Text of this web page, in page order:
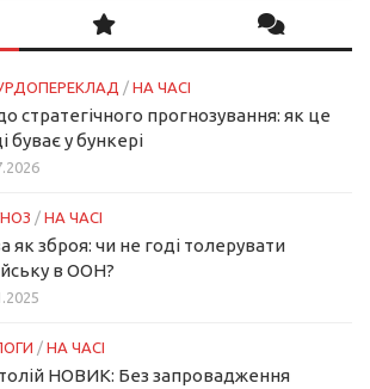
/ НА ЧАСІ
стратегічного прогнозування: як це
буває у бункері
/ НА ЧАСІ
як зброя: чи не годі толерувати
в ООН?
/ НА ЧАСІ
НОВИК: Без запровадження